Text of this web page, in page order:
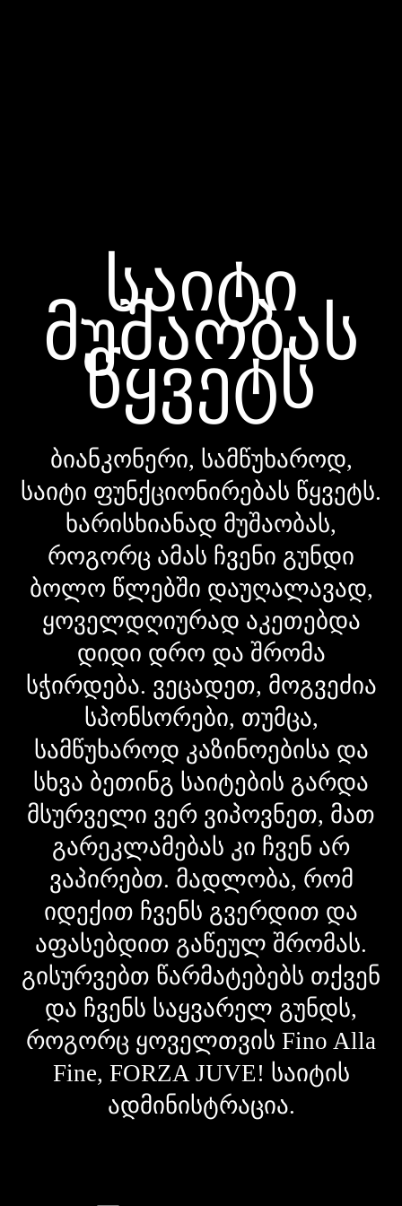
საიტი
მუშაობას
წყვეტს
ბიანკონერი, სამწუხაროდ,
საიტი ფუნქციონირებას წყვეტს.
ხარისხიანად მუშაობას,
როგორც ამას ჩვენი გუნდი
ბოლო წლებში დაუღალავად,
ყოველდღიურად აკეთებდა
დიდი დრო და შრომა
სჭირდება. ვეცადეთ, მოგვეძია
სპონსორები, თუმცა,
სამწუხაროდ კაზინოებისა და
სხვა ბეთინგ საიტების გარდა
მსურველი ვერ ვიპოვნეთ, მათ
გარეკლამებას კი ჩვენ არ
ვაპირებთ. მადლობა, რომ
იდექით ჩვენს გვერდით და
აფასებდით გაწეულ შრომას.
გისურვებთ წარმატებებს თქვენ
და ჩვენს საყვარელ გუნდს,
როგორც ყოველთვის Fino Alla
Fine, FORZA JUVE! საიტის
ადმინისტრაცია.